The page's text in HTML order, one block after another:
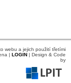
webu a jejich použití třetími
| LOGIN| Design & Code
by